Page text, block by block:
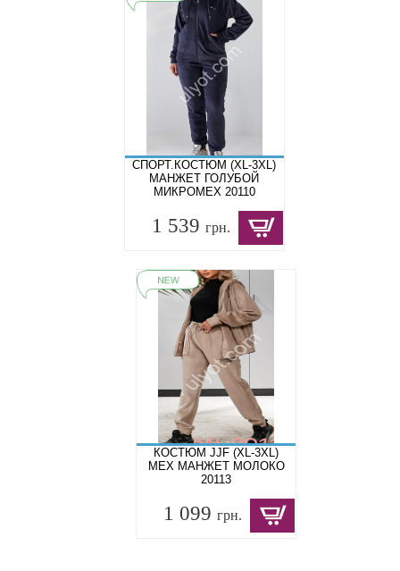
СПОРТ.КОСТЮМ (XL-3XL)
МАНЖЕТ ГОЛУБОЙ
МИКРОМЕХ 20110
1 539грн.
КОСТЮМ JJF (XL-3XL)
МЕХ МАНЖЕТ МОЛОКО
20113
1 099грн.